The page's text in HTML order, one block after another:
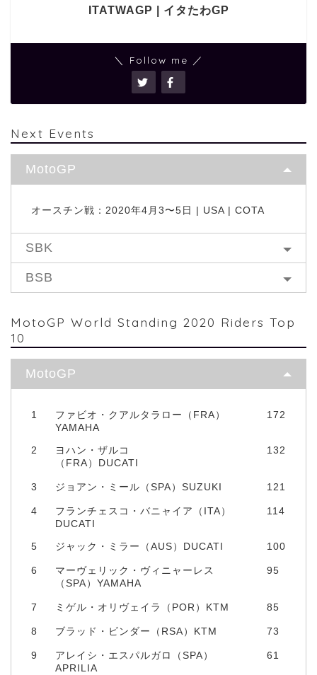
ITATWAGP | イタたわGP
＼ Follow me ／
Next Events
MotoGP
オースチン戦：2020年4月3〜5日 | USA | COTA
SBK
BSB
MotoGP World Standing 2020 Riders Top
10
MotoGP
1
ファビオ・クアルタラロー（FRA）
YAMAHA
172
2
ヨハン・ザルコ
（FRA）DUCATI
132
3 ジョアン・ミール（SPA）SUZUKI 121
4
フランチェスコ・バニャイア（ITA）
DUCATI
114
5 ジャック・ミラー（AUS）DUCATI 100
6
マーヴェリック・ヴィニャーレス
（SPA）YAMAHA
95
7 ミゲル・オリヴェイラ（POR）KTM 85
8 ブラッド・ビンダー（RSA）KTM 73
9
アレイシ・エスパルガロ（SPA）
APRILIA
61